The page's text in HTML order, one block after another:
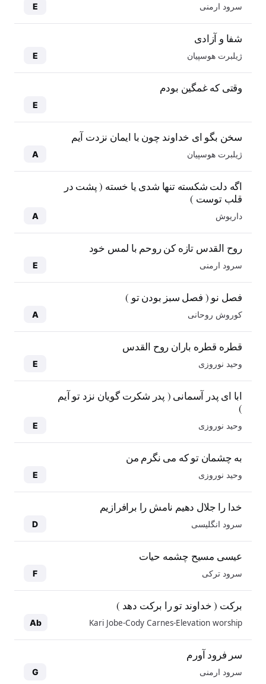
سرود ارمنی E
شفا و آزادی
ژیلبرت هوسپیان E
وقتی که غمگین بودم
E
سخن بگو ای خداوند چون با ایمان نزدت آیم
ژیلبرت هوسپیان A
اگه دلت شکسته تنها شدی یا خسته ( پشت در
قلب توست )
داریوش A
روح القدس تازه کن روحم با لمس خود
سرود ارمنی E
فصل نو ( فصل سبز بودن تو )
کوروش روحانی A
قطره قطره باران روح القدس
وحید نوروزی E
ابا ای پدر آسمانی ( پدر شکرت گویان نزد تو آیم
)
وحید نوروزی E
به چشمان تو که می نگرم من
وحید نوروزی E
خدا را جلال دهیم نامش را برافرازیم
سرود انگلیسی D
عیسی مسیح چشمه حیات
سرود ترکی F
برکت ( خداوند تو را برکت دهد )
Kari Jobe-Cody Carnes-Elevation worship
Ab
سر فرود آورم
سرود ارمنی G